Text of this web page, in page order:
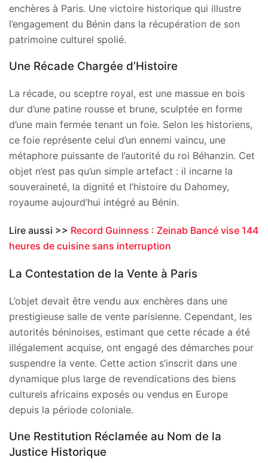
enchères à Paris. Une victoire historique qui illustre
l’engagement du Bénin dans la récupération de son
patrimoine culturel spolié.
Une Récade Chargée d’Histoire
La récade, ou sceptre royal, est une massue en bois
dur d’une patine rousse et brune, sculptée en forme
d’une main fermée tenant un foie. Selon les historiens,
ce foie représente celui d’un ennemi vaincu, une
métaphore puissante de l’autorité du roi Béhanzin. Cet
objet n’est pas qu’un simple artefact : il incarne la
souveraineté, la dignité et l’histoire du Dahomey,
royaume aujourd’hui intégré au Bénin.
Lire aussi >> Record Guinness : Zeinab Bancé vise 144
heures de cuisine sans interruption
La Contestation de la Vente à Paris
L’objet devait être vendu aux enchères dans une
prestigieuse salle de vente parisienne. Cependant, les
autorités béninoises, estimant que cette récade a été
illégalement acquise, ont engagé des démarches pour
suspendre la vente. Cette action s’inscrit dans une
dynamique plus large de revendications des biens
culturels africains exposés ou vendus en Europe
depuis la période coloniale.
Une Restitution Réclamée au Nom de la
Justice Historique